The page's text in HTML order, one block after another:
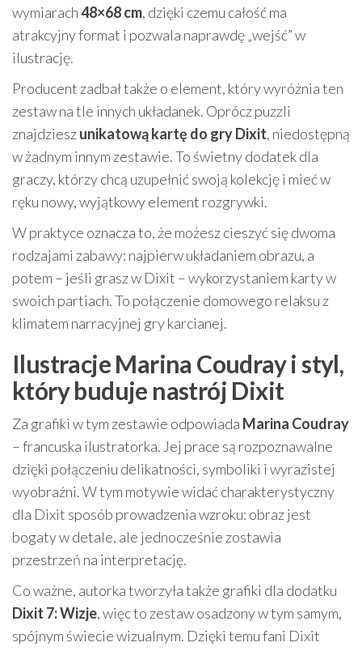
wymiarach48×68 cm, dzięki czemu całość ma
atrakcyjny format i pozwala naprawdę „wejść” w
ilustrację.
Producent zadbał także o element, który wyróżnia ten
zestaw na tle innych układanek. Oprócz puzzli
znajdzieszunikatową kartę do gry Dixit, niedostępną
w żadnym innym zestawie. To świetny dodatek dla
graczy, którzy chcą uzupełnić swoją kolekcję i mieć w
ręku nowy, wyjątkowy element rozgrywki.
W praktyce oznacza to, że możesz cieszyć się dwoma
rodzajami zabawy: najpierw układaniem obrazu, a
potem – jeśli grasz w Dixit – wykorzystaniem karty w
swoich partiach. To połączenie domowego relaksu z
klimatem narracyjnej gry karcianej.
Ilustracje Marina Coudray i styl,
który buduje nastrój Dixit
Za grafiki w tym zestawie odpowiada Marina Coudray
– francuska ilustratorka. Jej prace są rozpoznawalne
dzięki połączeniu delikatności, symboliki i wyrazistej
wyobraźni. W tym motywie widać charakterystyczny
dla Dixit sposób prowadzenia wzroku: obraz jest
bogaty w detale, ale jednocześnie zostawia
przestrzeń na interpretację.
Co ważne, autorka tworzyła także grafiki dla dodatku
Dixit 7: Wizje, więc to zestaw osadzony w tym samym,
spójnym świecie wizualnym. Dzięki temu fani Dixit